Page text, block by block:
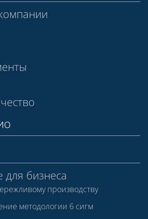
бизнеса
производству
методологии 6 сигм